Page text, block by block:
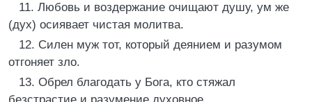
11. Любовь и воздержание очищают душу, ум же
(дух) осиявает чистая молитва.
12. Силен муж тот, который деянием и разумом
отгоняет зло.
13. Обрел благодать у Бога, кто стяжал